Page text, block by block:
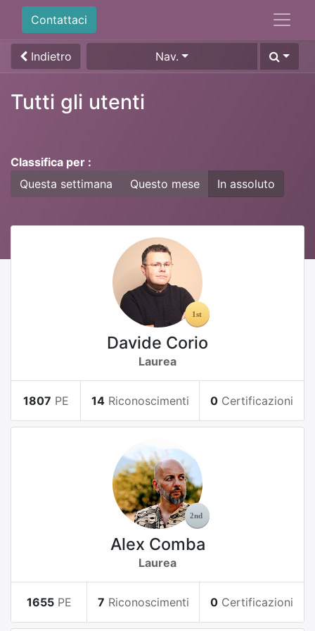
Contattaci
Indietro Nav.
Tutti gli utenti
Classifica per :
Questa settimana
Questo mese In assoluto
Davide Corio
Laurea
1807 PE 14 Riconoscimenti 0 Certificazioni
Alex Comba
Laurea
1655 PE 7 Riconoscimenti 0 Certificazioni